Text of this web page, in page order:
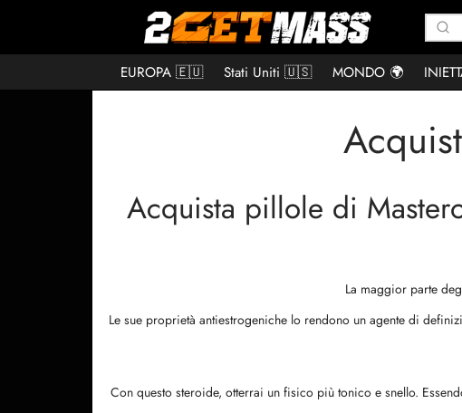
EUROPA 🇪🇺 Stati Uniti 🇺🇸 MONDO 🌍
Acquista pillole di
La maggior parte
Le sue proprietà antiestrogeniche lo rendono un agente di
Con questo steroide, otterrai un fisico più tonico e snello.